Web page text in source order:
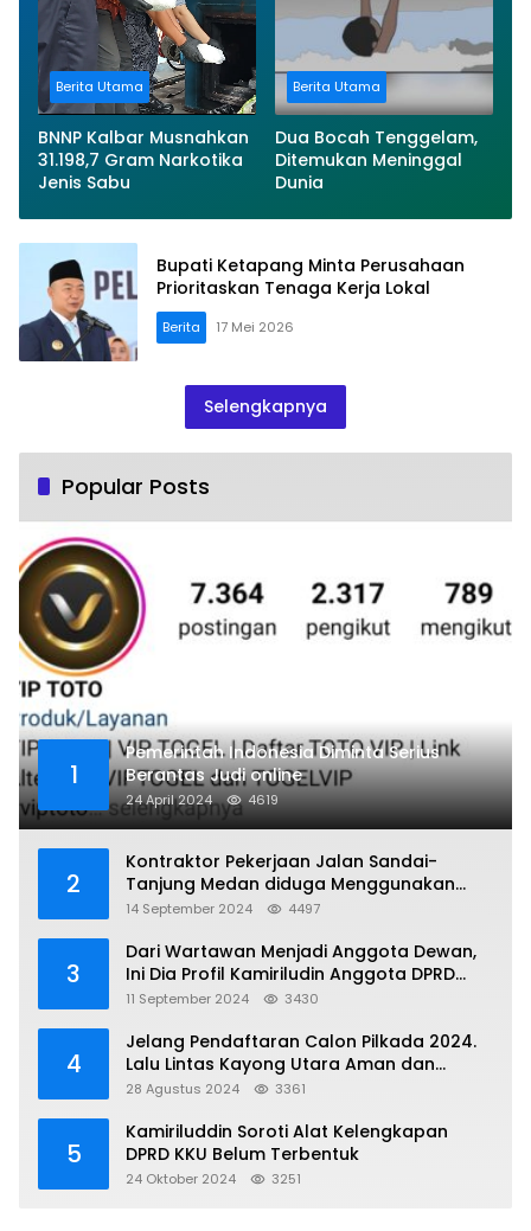
Berita Utama
BNNP Kalbar Musnahkan
31.198,7 Gram Narkotika
Jenis Sabu
Berita Utama
Dua Bocah Tenggelam,
Ditemukan Meninggal
Dunia
Bupati Ketapang Minta Perusahaan
Prioritaskan Tenaga Kerja Lokal
Berita 17 Mei 2026
Selengkapnya
Popular Posts
1
Pemerintah Indonesia Diminta Serius
Berantas Judi online
24 April 2024 4619
2
Kontraktor Pekerjaan Jalan Sandai-
Tanjung Medan diduga Menggunakan
Matrial Tanah tak Berizin Resmi
14 September 2024 4497
3
Dari Wartawan Menjadi Anggota Dewan,
Ini Dia Profil Kamiriludin Anggota DPRD
Dapil 1 KKU
11 September 2024 3430
4
Jelang Pendaftaran Calon Pilkada 2024.
Lalu Lintas Kayong Utara Aman dan
Kondusif
28 Agustus 2024 3361
5
Kamiriluddin Soroti Alat Kelengkapan
DPRD KKU Belum Terbentuk
24 Oktober 2024 3251